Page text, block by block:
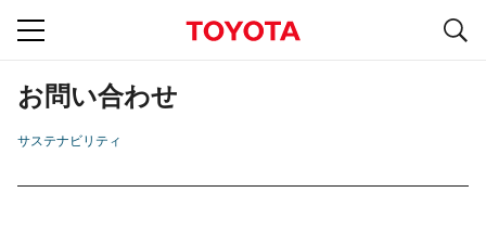
お問い合わせ
サステナビリティ